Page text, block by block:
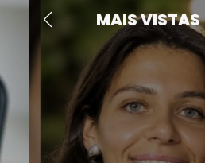
MAIS VISTAS